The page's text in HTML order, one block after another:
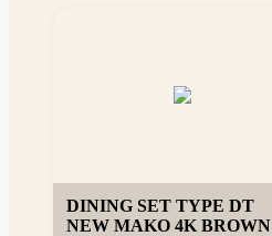
DINING SET TYPE DT
NEW MAKO 4K BROWN